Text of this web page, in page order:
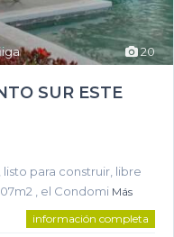
20
SUR ESTE
para construir, libre
, el Condomi Más
información completa